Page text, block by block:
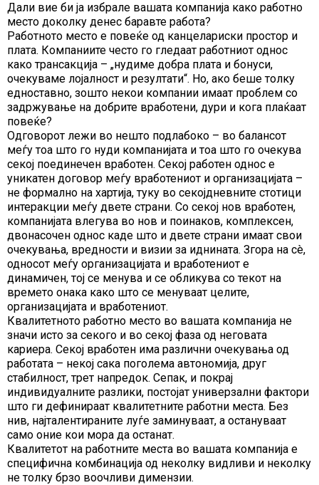
Дали вие би ја избрале вашата компанија како работно
место доколку денес баравте работа?
Работното место е повеќе од канцелариски простор и
плата. Компаниите често го гледаат работниот однос
како трансакција – „нудиме добра плата и бонуси,
очекуваме лојалност и резултати“. Но, ако беше толку
едноставно, зошто некои компании имаат проблем со
задржување на добрите вработени, дури и кога плаќаат
повеќе?
Одговорот лежи во нешто подлабоко – во балансот
меѓу тоа што го нуди компанијата и тоа што го очекува
секој поединечен вработен. Секој работен однос е
уникатен договор меѓу вработениот и организацијата –
не формално на хартија, туку во секојдневните стотици
интеракции меѓу двете страни. Со секој нов вработен,
компанијата влегува во нов и поинаков, комплексен,
двонасочен однос каде што и двете страни имаат свои
очекувања, вредности и визии за иднината. Згора на сè,
односот меѓу организацијата и вработениот е
динамичен, тој се менува и се обликува со текот на
времето онака како што се менуваат целите,
организацијата и вработениот.
Квалитетното работно место во вашата компанија не
значи исто за секого и во секој фаза од неговата
кариера. Секој вработен има различни очекувања од
работата – некој сака поголема автономија, друг
стабилност, трет напредок. Сепак, и покрај
индивидуалните разлики, постојат универзални фактори
што ги дефинираат квалитетните работни места. Без
нив, најталентираните луѓе заминуваат, а остануваат
само оние кои мора да останат.
Квалитетот на работните места во вашата компанија е
специфична комбинација од неколку видливи и неколку
не толку брзо воочливи димензии.